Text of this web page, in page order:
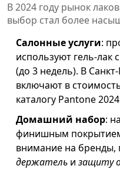
В 2024 году рынок
выбор стал более
Салонные услуги:
используют гель‑лак
(до 3 недель). В
включают в
каталогу Pantone
Домашний набор:
финишным покрытием
внимание на
держатель и защиту